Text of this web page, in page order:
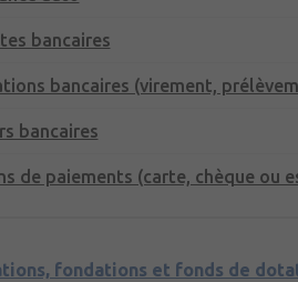
bancaires
bancaires (virement,
bancaires
de paiements (carte, chèque ou
fondations et fonds de